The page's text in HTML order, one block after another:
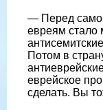
— Перед
евреям стало
Потом в
еврейское
сделать. Вы